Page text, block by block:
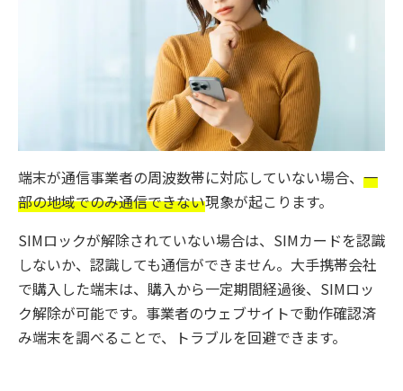
端末が通信事業者の周波数帯に対応していない場合、 一
部の地域でのみ通信できない現象が起こります。
SIMロックが解除されていない場合は、SIMカードを認識
しないか、認識しても通信ができません。大手携帯会社
で購入した端末は、購入から一定期間経過後、SIMロッ
ク解除が可能です。事業者のウェブサイトで動作確認済
み端末を調べることで、トラブルを回避できます。